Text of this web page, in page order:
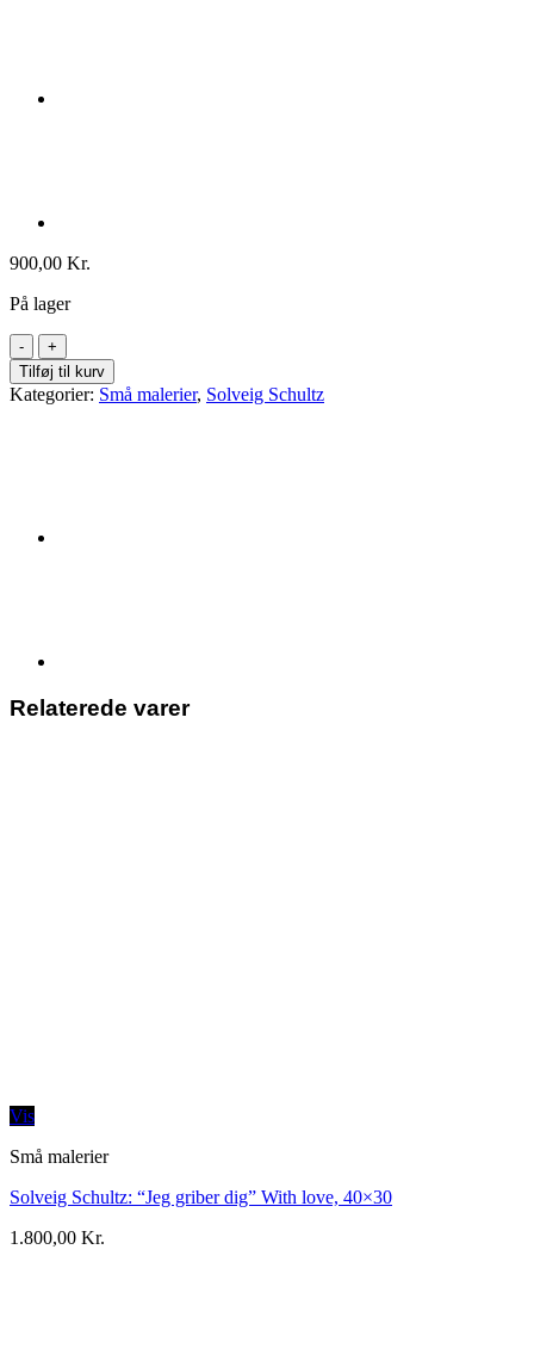
900,00 Kr.
På lager
Solveig
Schultz:
"Dū
søde
20x20
Tilføj til kurv
Kategorier: Små malerier, Solveig Schultz
Relaterede varer
Vis
Små malerier
Solveig Schultz: “Jeg griber dig” With love, 40×30
1.800,00 Kr.